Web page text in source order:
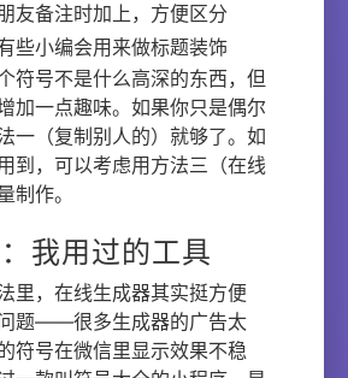
友备注时加上，方便区分
些小编会用来做标题装饰
符号不是什么高深的东西，但
加一点趣味。如果你只是偶尔
一（复制别人的）就够了。如
到，可以考虑用方法三（在线
制作。
我用过的工具
里，在线生成器其实挺方便
题——很多生成器的广告太
符号在微信里显示效果不稳